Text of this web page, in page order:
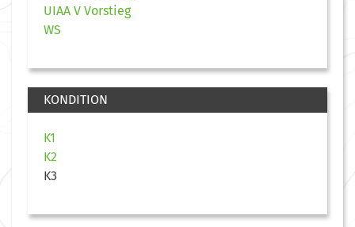
UIAA V Vorstieg
WS
KONDITION
K1
K2
K3